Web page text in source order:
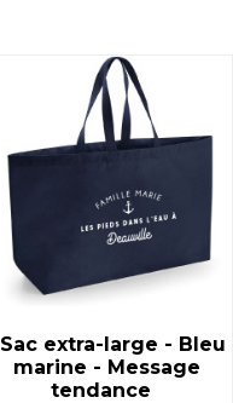
Sac extra-large - Bleu
marine - Message
tendance